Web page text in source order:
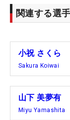
関連する選
小祝 さくら
Sakura Koiwai
山下 美夢有
Miyu Yamashita